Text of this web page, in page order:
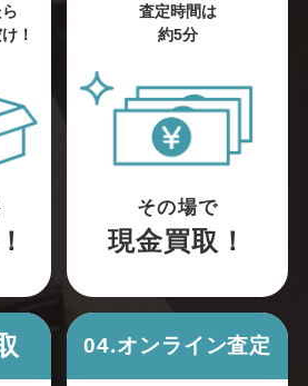
！
査定時間は
約5分
その場で
現金買取！
04.オンライン査定